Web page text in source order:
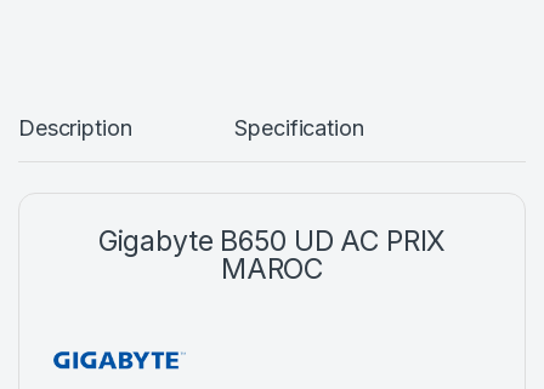
Description Specification
Gigabyte B650 UD AC PRIX
MAROC